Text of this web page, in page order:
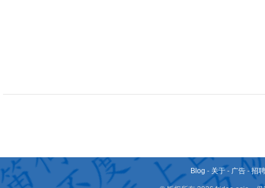
Blog - 关于 - 广告 -招